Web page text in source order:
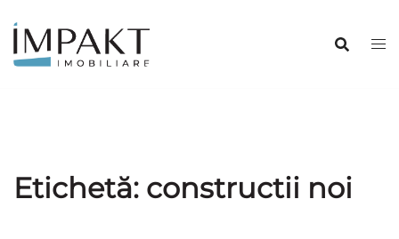
conținut
Etichetă: constructii noi